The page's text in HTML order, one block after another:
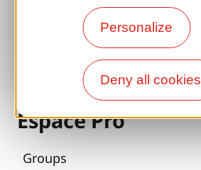
Personalize
Deny all cookies
Reunions and cousins
With my dog
All holiday ideas
Espace Pro
Groups